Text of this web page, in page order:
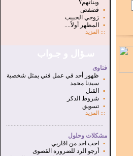
وبناتهم؟
▪
فضفض
▪
زوجي الحبيب
▪
المظهر أولاً....
::: المزيد
فتاوى
▪
ظهور أحد في عمل فني يمثل شخصية
سيدنا محمد
▪
القتل
▪
شروط الذكر
▪
تسويق
:::
المزيد
مشكلات وحلول
▪
احب احد من اقاربي
▪
أرجو الرد للضرورة القصوى